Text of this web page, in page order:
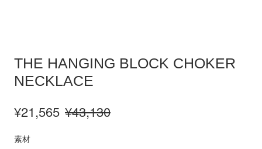
THE HANGING BLOCK CHOKER
NECKLACE
¥21,565 ¥43,130
素材